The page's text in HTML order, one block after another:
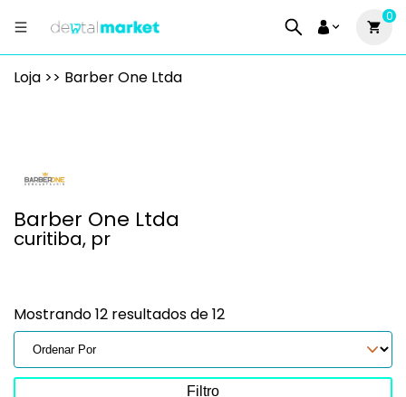
0
Loja >> Barber One Ltda
Barber One Ltda
curitiba, pr
Mostrando 12 resultados de 12